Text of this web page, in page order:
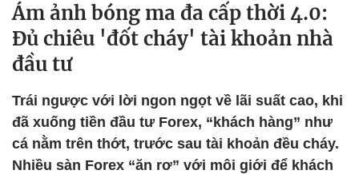
Ám ảnh bóng ma đa cấp thời 4.0:
Đủ chiêu 'đốt cháy' tài khoản nhà
đầu tư
Trái ngược với lời ngon ngọt về lãi suất cao, khi
đã xuống tiền đầu tư Forex, “khách hàng” như
cá nằm trên thớt, trước sau tài khoản đều cháy.
Nhiều sàn Forex “ăn rơ” với môi giới để khách